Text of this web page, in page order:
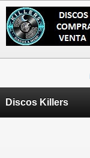
Discos Killers